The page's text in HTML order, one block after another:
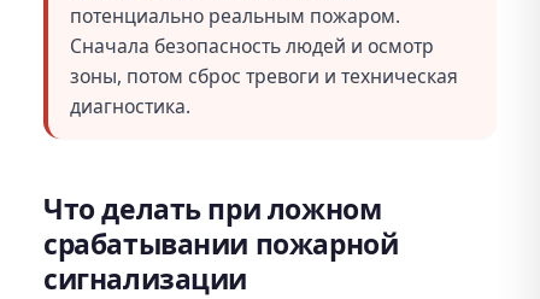
потенциально реальным пожаром.
Сначала безопасность людей и осмотр
зоны, потом сброс тревоги и техническая
диагностика.
Что делать при ложном
срабатывании пожарной
сигнализации